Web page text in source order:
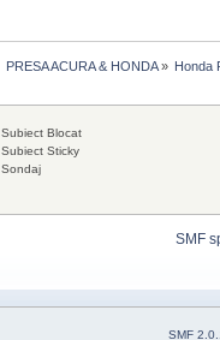
PRESA ACURA & HONDA» Honda
Subiect Blocat
Subiect Sticky
Sondaj
SMF
SMF